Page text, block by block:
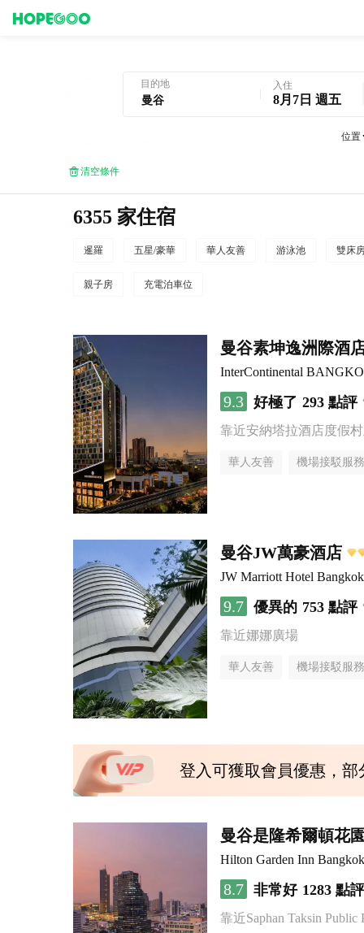
目的地 入住
8月7日 週五
位置
清空條件
6355 家住宿
暹羅 五星/豪華 華人友善 游泳池 雙床
親子房 充電泊車位
曼谷素坤逸洲際酒
InterContinental
9.3 好極了 293 點評
靠近安納塔拉酒店度假
華人友善 機場接駁服務
曼谷JW萬豪酒店
JW Marriott Hotel Bangkok
9.7 優異的 753 點評
靠近娜娜廣場
華人友善 機場接駁服務
登入可獲取會員優惠，
曼谷是隆希爾頓花
Hilton Garden Inn
8.7 非常好 1283 點評
靠近Saphan Taksin Public